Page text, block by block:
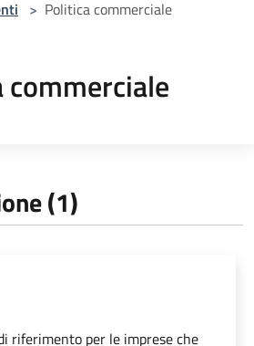
> Politica commerciale
commerciale
(1)
riferimento per le imprese che